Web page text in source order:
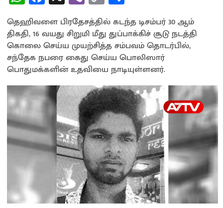
h
at
sA
p
p
ce
b
o
o
k
b
er
o
py
Li
n
k
h
ar
e
தெஹிவளை பிரதேசத்தில் கடந்த டிசம்பர் 30 ஆம்
திகதி, 16 வயது சிறுமி மீது துப்பாக்கிச் சூடு நடத்தி
கொலை செய்ய முயற்சித்த சம்பவம் தொடர்பில்,
சந்தேக நபரை கைது செய்ய பொலிஸார்
பொதுமக்களின் உதவியை நாடியுள்ளனர்.